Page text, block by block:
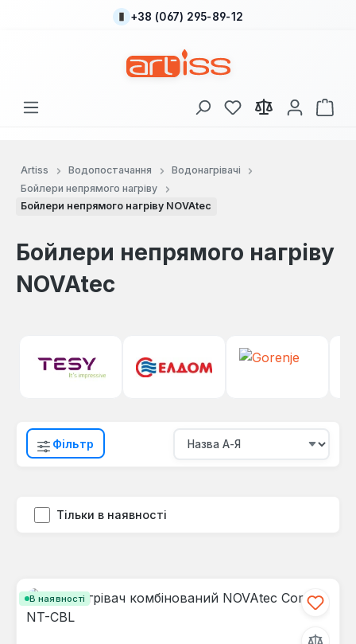
Перейти до основного вмісту
+38 (067) 295-89-12
У вас є 0 у списку
Artiss Водопостачання
Водонагрівачі
Бойлери непрямого нагріву
Бойлери непрямого нагріву NOVAtec
Бойлери непрямого нагріву
NOVAtec
Фільтр
Тільки в наявності
В наявності